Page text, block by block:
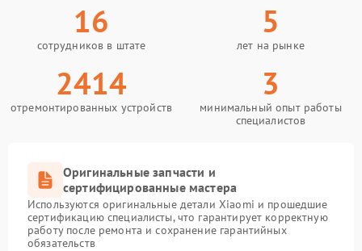
16
сотрудников в штате
5
лет на рынке
2414
отремонтированных устройств
3
минимальный опыт работы
специалистов
Оригинальные запчасти и
сертифицированные мастера
Используются оригинальные детали Xiaomi и прошедшие
сертификацию специалисты, что гарантирует корректную
работу после ремонта и сохранение гарантийных
обязательств